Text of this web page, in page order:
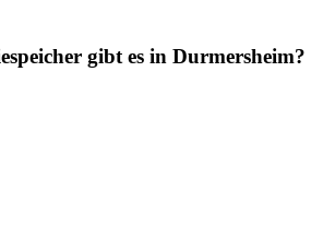
gibt es in Durmersheim?